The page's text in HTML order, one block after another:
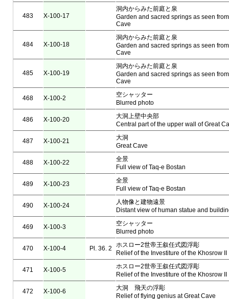
483 X-100-17
洞内からみた前庭と泉
Garden and sacred springs as seen
Cave
484 X-100-18
洞内からみた前庭と泉
Garden and sacred springs as seen
Cave
485 X-100-19
洞内からみた前庭と泉
Garden and sacred springs as seen
Cave
468 X-100-2
空シャッター
Blurred photo
486 X-100-20
大洞上壁中央部
Central part of the upper wall of Great
487 X-100-21
大洞
Great Cave
488 X-100-22
全景
Full view of Taq-e Bostan
489 X-100-23
全景
Full view of Taq-e Bostan
490 X-100-24
人物像と建物遠景
Distant view of human statue and
469 X-100-3
空シャッター
Blurred photo
470 X-100-4 Pl. 36. 2
ホスロー2世帝王叙任式図浮彫
Relief of the Investiture of the Khosrow II
471 X-100-5
ホスロー2世帝王叙任式図浮彫
Relief of the Investiture of the Khosrow II
472 X-100-6
大洞 飛天の浮彫
Relief of flying genius at Great Cave